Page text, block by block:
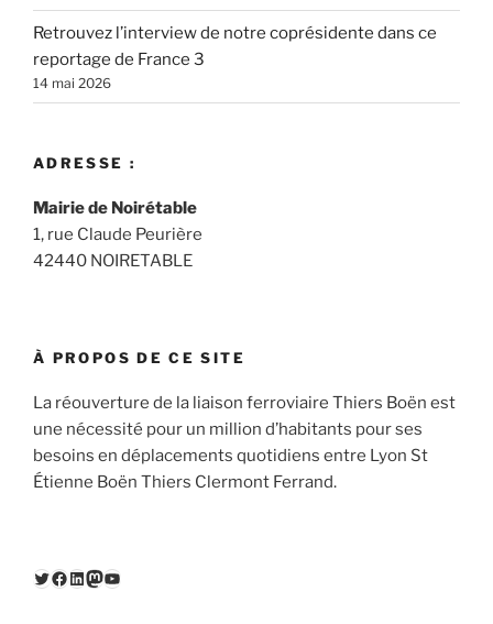
Retrouvez l’interview de notre coprésidente dans ce
reportage de France 3
14 mai 2026
ADRESSE :
Mairie de Noirétable
1, rue Claude Peurière
42440 NOIRETABLE
À PROPOS DE CE SITE
La réouverture de la liaison ferroviaire Thiers Boën est
une nécessité pour un million d’habitants pour ses
besoins en déplacements quotidiens entre Lyon St
Étienne Boën Thiers Clermont Ferrand.
Twitter
Facebook
LinkedIn
Mastodon
YouTube